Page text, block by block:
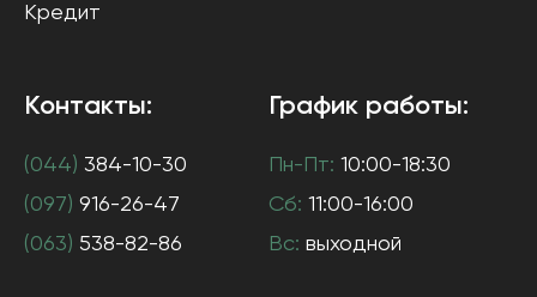
Кредит
Контакты:
(044) 384-10-30
(097) 916-26-47
(063) 538-82-86
График работы:
Пн-Пт: 10:00-18:30
Сб: 11:00-16:00
Вс: выходной